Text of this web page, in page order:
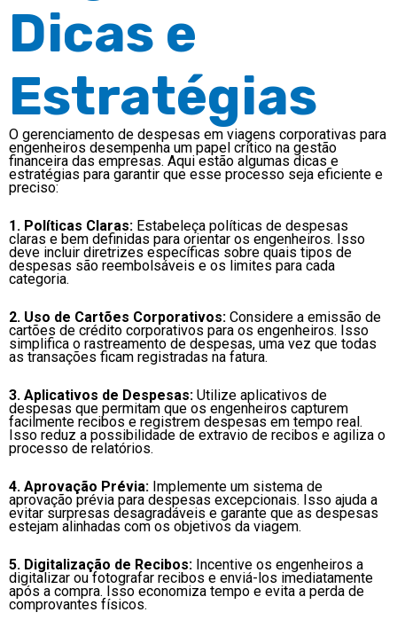
Dicas e
Estratégias
O gerenciamento de despesas em viagens corporativas para
engenheiros desempenha um papel crítico na gestão
financeira das empresas. Aqui estão algumas dicas e
estratégias para garantir que esse processo seja eficiente e
preciso:
1. Políticas Claras: Estabeleça políticas de despesas
claras e bem definidas para orientar os engenheiros. Isso
deve incluir diretrizes específicas sobre quais tipos de
despesas são reembolsáveis e os limites para cada
categoria.
2. Uso de Cartões Corporativos: Considere a emissão de
cartões de crédito corporativos para os engenheiros. Isso
simplifica o rastreamento de despesas, uma vez que todas
as transações ficam registradas na fatura.
3. Aplicativos de Despesas: Utilize aplicativos de
despesas que permitam que os engenheiros capturem
facilmente recibos e registrem despesas em tempo real.
Isso reduz a possibilidade de extravio de recibos e agiliza o
processo de relatórios.
4. Aprovação Prévia: Implemente um sistema de
aprovação prévia para despesas excepcionais. Isso ajuda a
evitar surpresas desagradáveis e garante que as despesas
estejam alinhadas com os objetivos da viagem.
5. Digitalização de Recibos: Incentive os engenheiros a
digitalizar ou fotografar recibos e enviá-los imediatamente
após a compra. Isso economiza tempo e evita a perda de
comprovantes físicos.